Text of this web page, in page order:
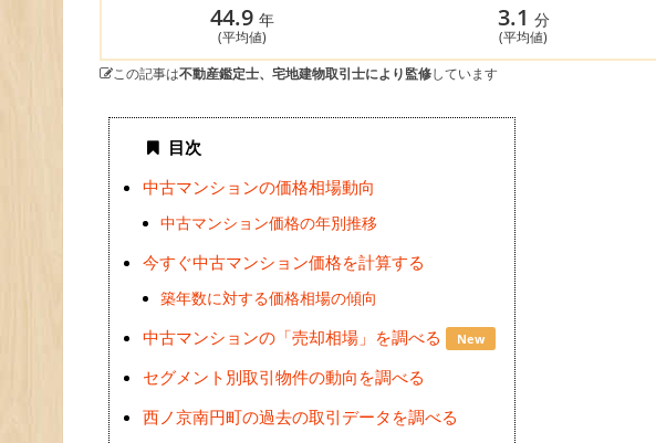
44.9 年
(平均値)
3.1 分
(平均値)
この記事は不動産鑑定士、宅地建物取引士により監修しています
目次
中古マンションの価格相場動向
中古マンション価格の年別推移
今すぐ中古マンション価格を計算する
築年数に対する価格相場の傾向
中古マンションの「売却相場」を調べる New
セグメント別取引物件の動向を調べる
西ノ京南円町の過去の取引データを調べる